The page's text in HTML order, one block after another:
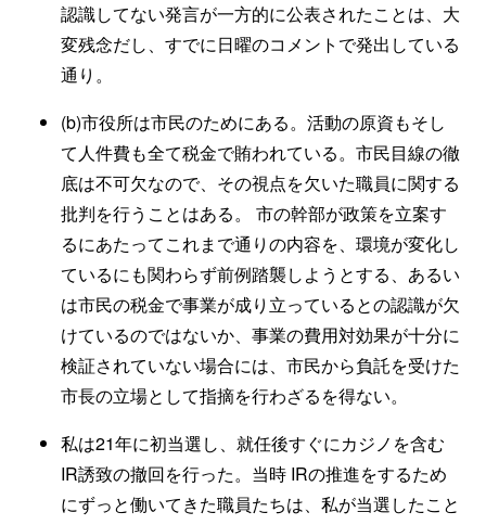
認識してない発言が一方的に公表されたことは、大
変残念だし、すでに日曜のコメントで発出している
通り。
(b)市役所は市民のためにある。活動の原資もそし
て人件費も全て税金で賄われている。市民目線の徹
底は不可欠なので、その視点を欠いた職員に関する
批判を行うことはある。 市の幹部が政策を立案す
るにあたってこれまで通りの内容を、環境が変化し
ているにも関わらず前例踏襲しようとする、あるい
は市民の税金で事業が成り立っているとの認識が欠
けているのではないか、事業の費用対効果が十分に
検証されていない場合には、市民から負託を受けた
市長の立場として指摘を行わざるを得ない。
私は21年に初当選し、就任後すぐにカジノを含む
IR誘致の撤回を行った。当時 IRの推進をするため
にずっと働いてきた職員たちは、私が当選したこと